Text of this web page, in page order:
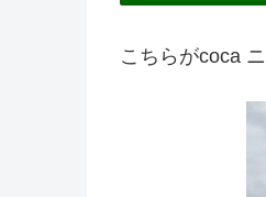
こちらがcoca